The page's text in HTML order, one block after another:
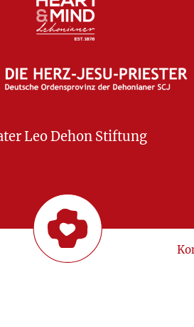
Leo Dehon Stiftung